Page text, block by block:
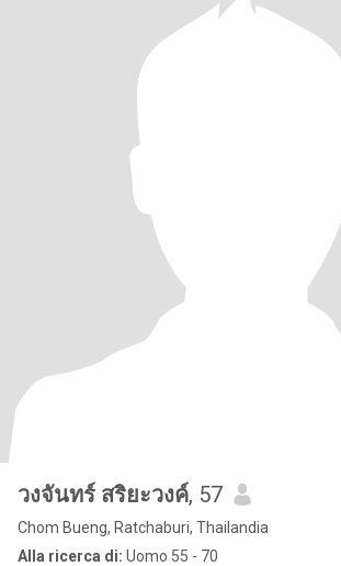
วงจันทร์ สริยะวงค์, 57
Chom Bueng, Ratchaburi, Thailandia
Alla ricerca di: Uomo 55 - 70